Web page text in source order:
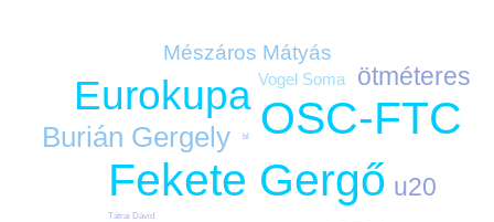
Fekete Gergő
OSC-FTC
Eurokupa
Burián Gergely
u20
ötméteres
Mészáros Mátyás
Vogel Soma
bl
Tátrai Dávid